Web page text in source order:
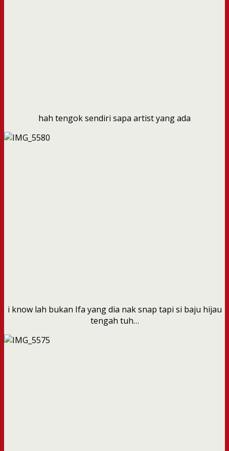
hah tengok sendiri sapa artist yang ada
i know lah bukan Ifa yang dia nak snap tapi si baju hijau
tengah tuh…